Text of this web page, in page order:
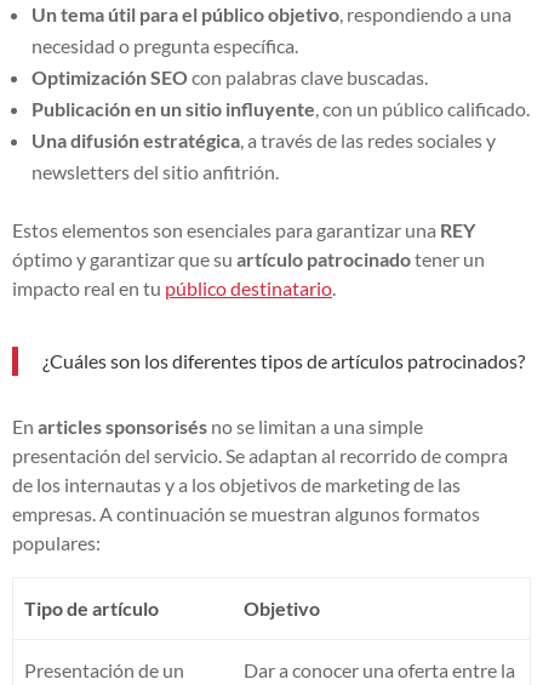
Un tema útil para el público objetivo , respondiendo a una
necesidad o pregunta específica.
Optimización SEOcon palabras clave buscadas.
Publicación en un sitio influyente , con un público calificado.
Una difusión estratégica , a través de las redes sociales y
newsletters del sitio anfitrión.
Estos elementos son esenciales para garantizar una REY
óptimo y garantizar que su artículo patrocinadotener un
impacto real en tu público destinatario
¿Cuáles son los diferentes tipos de artículos patrocinados?
En articles sponsorisés no se limitan a una simple
presentación del servicio. Se adaptan al recorrido de compra
de los internautas y a los objetivos de marketing de las
empresas. A continuación se muestran algunos formatos
populares:
Tipo de artículo Objetivo
Presentación de un
Dar a conocer una oferta entre la